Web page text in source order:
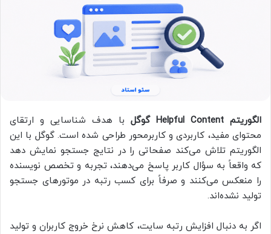
الگوریتم Helpful Content گوگل
با هدف شناسایی و ارتقای
محتوای مفید، کاربردی و کاربرمحور طراحی شده است. گوگل با این
الگوریتم تلاش می‌کند صفحاتی را در نتایج جستجو نمایش دهد
که واقعاً به سؤال کاربر پاسخ می‌دهند، تجربه و تخصص نویسنده
را منعکس می‌کنند و صرفاً برای کسب رتبه در موتورهای جستجو
تولید نشده‌اند.
اگر به دنبال افزایش رتبه سایت، کاهش نرخ خروج کاربران و تولید